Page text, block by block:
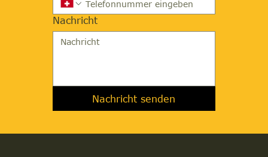
Nachricht
Nachricht senden